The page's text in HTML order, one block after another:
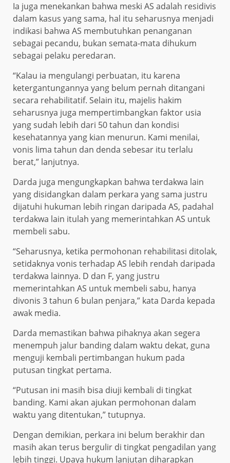
Ia juga menekankan bahwa meski AS adalah residivis
dalam kasus yang sama, hal itu seharusnya menjadi
indikasi bahwa AS membutuhkan penanganan
sebagai pecandu, bukan semata-mata dihukum
sebagai pelaku peredaran.
“Kalau ia mengulangi perbuatan, itu karena
ketergantungannya yang belum pernah ditangani
secara rehabilitatif. Selain itu, majelis hakim
seharusnya juga mempertimbangkan faktor usia
yang sudah lebih dari 50 tahun dan kondisi
kesehatannya yang kian menurun. Kami menilai,
vonis lima tahun dan denda sebesar itu terlalu
berat,” lanjutnya.
Darda juga mengungkapkan bahwa terdakwa lain
yang disidangkan dalam perkara yang sama justru
dijatuhi hukuman lebih ringan daripada AS, padahal
terdakwa lain itulah yang memerintahkan AS untuk
membeli sabu.
“Seharusnya, ketika permohonan rehabilitasi ditolak,
setidaknya vonis terhadap AS lebih rendah daripada
terdakwa lainnya. D dan F, yang justru
memerintahkan AS untuk membeli sabu, hanya
divonis 3 tahun 6 bulan penjara,” kata Darda kepada
awak media.
Darda memastikan bahwa pihaknya akan segera
menempuh jalur banding dalam waktu dekat, guna
menguji kembali pertimbangan hukum pada
putusan tingkat pertama.
“Putusan ini masih bisa diuji kembali di tingkat
banding. Kami akan ajukan permohonan dalam
waktu yang ditentukan,” tutupnya.
Dengan demikian, perkara ini belum berakhir dan
masih akan terus bergulir di tingkat pengadilan yang
lebih tinggi. Upaya hukum lanjutan diharapkan